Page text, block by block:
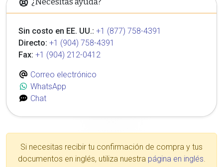
Sin costo en EE. UU.: +1 (877) 758-4391
Directo: +1 (904) 758-4391
Fax: +1 (904) 212-0412
Correo electrónico
WhatsApp
Chat
Si necesitas recibir tu confirmación de compra y tus
documentos en inglés, utiliza nuestra página en inglés.